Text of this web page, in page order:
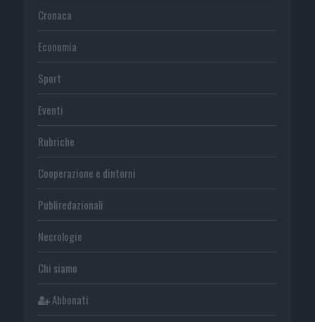
Cronaca
Economia
Sport
Eventi
Rubriche
Cooperazione e dintorni
Publiredazionali
Necrologie
Chi siamo
Abbonati